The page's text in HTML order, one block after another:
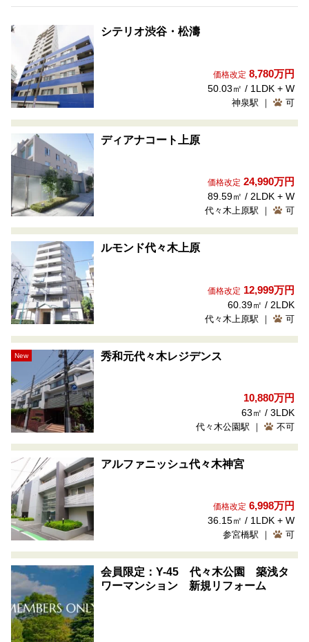
シテリオ渋谷・松濤
価格改定 8,780万円
50.03㎡ / 1LDK + W
神泉駅 ｜ 可
ディアナコート上原
価格改定 24,990万円
89.59㎡ / 2LDK + W
代々木上原駅 ｜ 可
ルモンド代々木上原
価格改定 12,999万円
60.39㎡ / 2LDK
代々木上原駅 ｜ 可
New 秀和元代々木レジデンス
10,880万円
63㎡ / 3LDK
代々木公園駅 ｜ 不可
アルファニッシュ代々木神宮
価格改定 6,998万円
36.15㎡ / 1LDK + W
参宮橋駅 ｜ 可
会員限定：Y-45 代々木公園 築浅タ
ワーマンション 新規リフォーム